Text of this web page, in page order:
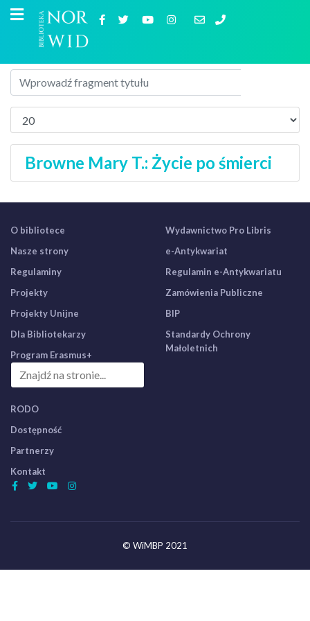
Browne Mary T.: Życie po śmierci
O bibliotece
Nasze strony
Regulaminy
Projekty
Projekty Unijne
Dla Bibliotekarzy
Program Erasmus+
Wydawnictwo Pro Libris
e-Antykwariat
Regulamin e-Antykwariatu
Zamówienia Publiczne
BIP
Standardy Ochrony
Małoletnich
RODO
Dostępność
Partnerzy
Kontakt
© WiMBP 2021